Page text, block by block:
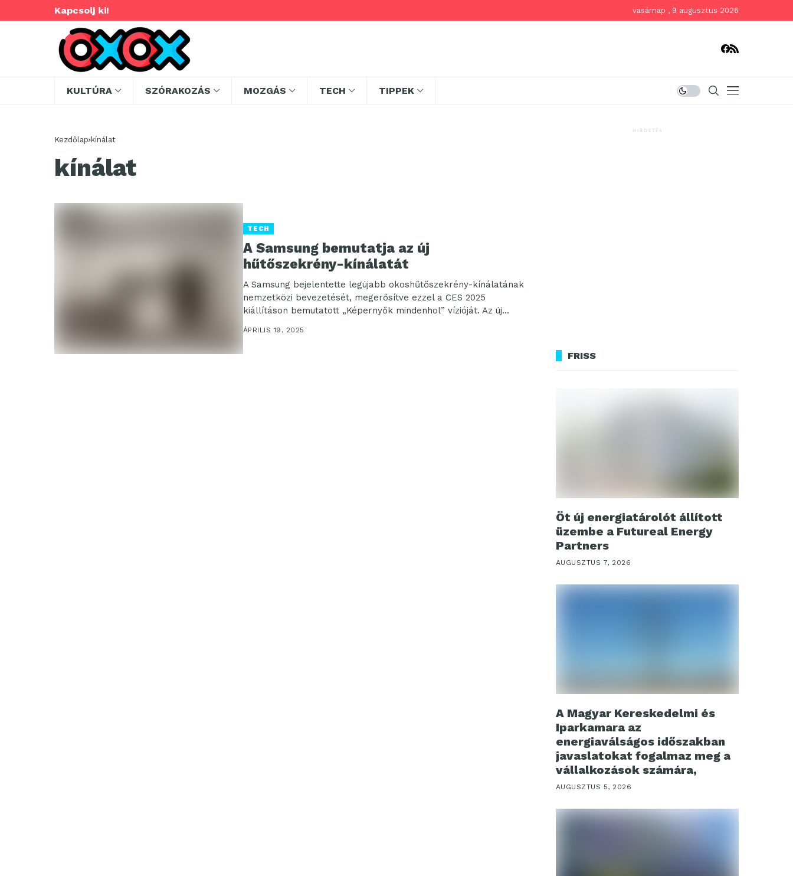
Kapcsolj ki! vasárnap , 9 augusztus 2026
KULTÚRA SZÓRAKOZÁS MOZGÁS TECH TIPPEK
Kezdőlap kínálat
kínálat
TECH
A Samsung bemutatja az új
hűtőszekrény-kínálatát
A Samsung bejelentette legújabb okoshűtőszekrény-kínálatának
nemzetközi bevezetését, megerősítve ezzel a CES 2025
kiállításon bemutatott „Képernyők mindenhol” vízióját. Az új
termékcsalád részeként a négyajtós...
ÁPRILIS 19, 2025
HIRDETÉS
FRISS
Öt új energiatárolót állított
üzembe a Futureal Energy
Partners
AUGUSZTUS 7, 2026
A Magyar Kereskedelmi és
Iparkamara az
energiaválságos időszakban
javaslatokat fogalmaz meg a
vállalkozások számára,
AUGUSZTUS 5, 2026